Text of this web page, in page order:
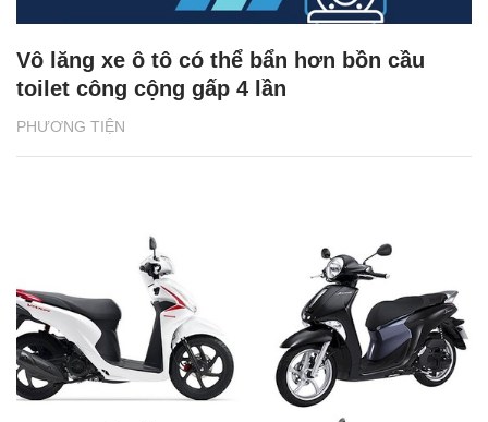
PHƯƠNG TIỆN
Vô lăng xe ô tô có thể bẩn hơn bồn cầu
toilet công cộng gấp 4 lần